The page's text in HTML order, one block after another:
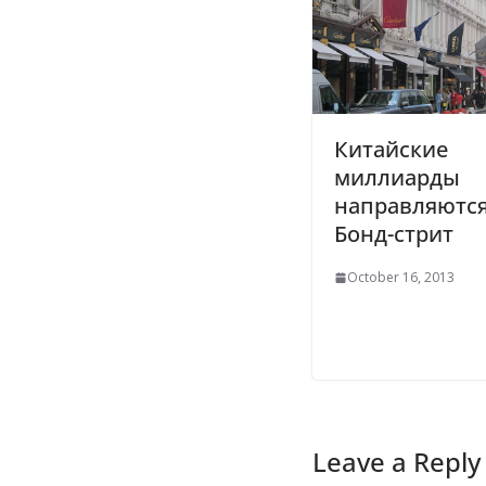
Китайские
миллиарды
Бонд-стрит
October 16, 2013
Leave a Reply